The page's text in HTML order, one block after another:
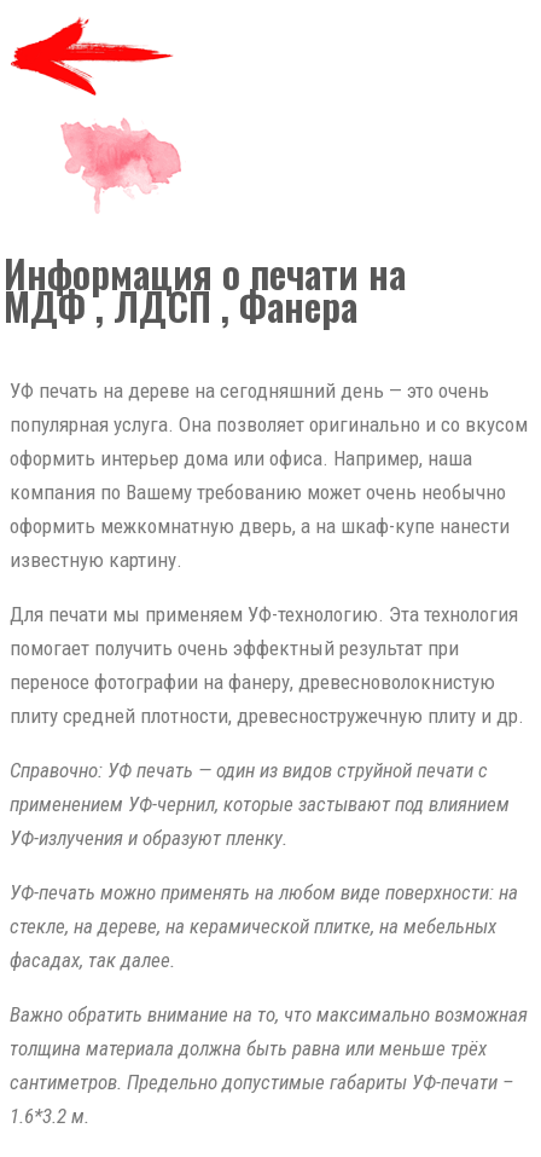
Информация о печати на
МДФ , ЛДСП , Фанера
УФ печать на дереве на сегодняшний день — это очень
популярная услуга. Она позволяет оригинально и со вкусом
оформить интерьер дома или офиса. Например, наша
компания по Вашему требованию может очень необычно
оформить межкомнатную дверь, а на шкаф-купе нанести
известную картину.
Для печати мы применяем УФ-технологию. Эта технология
помогает получить очень эффектный результат при
переносе фотографии на фанеру, древесноволокнистую
плиту средней плотности, древесностружечную плиту и др.
Справочно: УФ печать — один из видов струйной печати с
применением УФ-чернил, которые застывают под влиянием
УФ-излучения и образуют пленку.
УФ-печать можно применять на любом виде поверхности: на
стекле, на дереве, на керамической плитке, на мебельных
фасадах, так далее.
Важно обратить внимание на то, что максимально возможная
толщина материала должна быть равна или меньше трёх
сантиметров. Предельно допустимые габариты УФ-печати –
1.6*3.2 м.